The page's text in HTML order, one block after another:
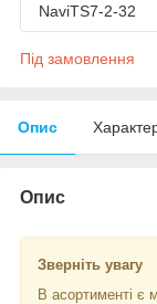
NaviTS7-2-32
Під замовлення
Опис
Опис
Зверніть увагу
В асортименті є